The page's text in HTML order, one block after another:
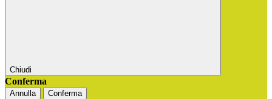
Chiudi
Conferma
Annulla Conferma